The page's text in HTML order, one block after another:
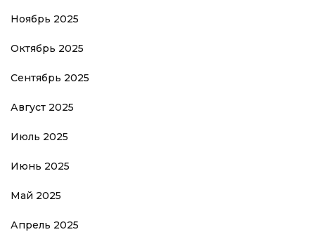
Ноябрь 2025
Октябрь 2025
Сентябрь 2025
Август 2025
Июль 2025
Июнь 2025
Май 2025
Апрель 2025